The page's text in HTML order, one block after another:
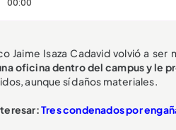
Jaime Isaza Cadavid volvió a
oficina dentro del campus y le
aunque sí daños materiales.
Tres condenados por